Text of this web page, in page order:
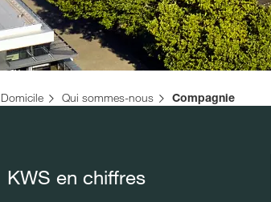
Domicile Qui sommes-nous Compagnie
KWS en chiffres